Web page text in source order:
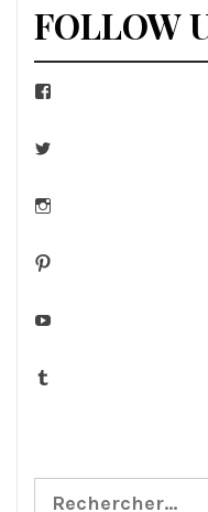
FOLLOW
Facebook
Twitter
Instagram
Pinterest
YouTube
Tumblr
Rechercher :